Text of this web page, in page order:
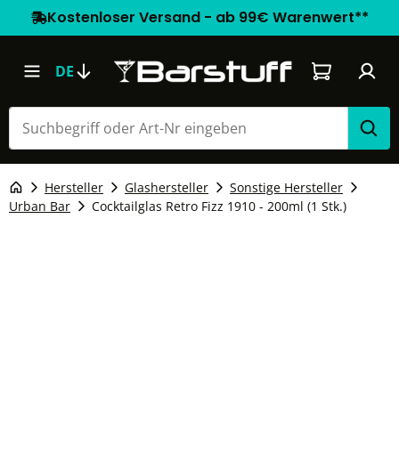
Kostenloser Versand - ab 99€ Warenwert**
DE Warenkorb
Hersteller Glashersteller
Sonstige Hersteller
Urban Bar
Cocktailglas Retro Fizz 1910 - 200ml (1 Stk.)